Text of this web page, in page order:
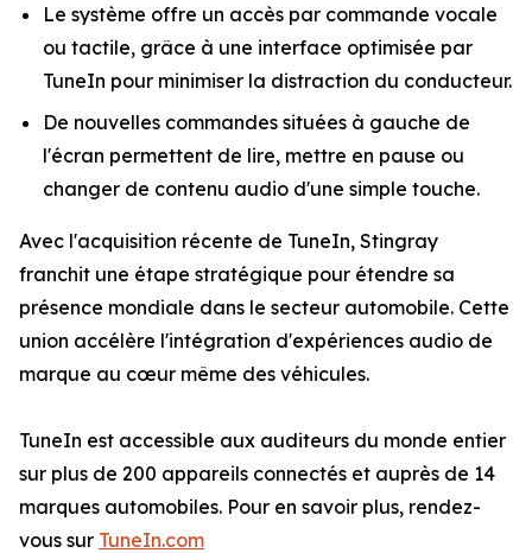
Le système offre un accès par commande vocale
ou tactile, grâce à une interface optimisée par
TuneIn pour minimiser la distraction du conducteur.
De nouvelles commandes situées à gauche de
l'écran permettent de lire, mettre en pause ou
changer de contenu audio d'une simple touche.
Avec l'acquisition récente de TuneIn, Stingray
franchit une étape stratégique pour étendre sa
présence mondiale dans le secteur automobile. Cette
union accélère l'intégration d'expériences audio de
marque au cœur même des véhicules.
TuneIn est accessible aux auditeurs du monde entier
sur plus de 200 appareils connectés et auprès de 14
marques automobiles. Pour en savoir plus, rendez-
vous sur TuneIn.com